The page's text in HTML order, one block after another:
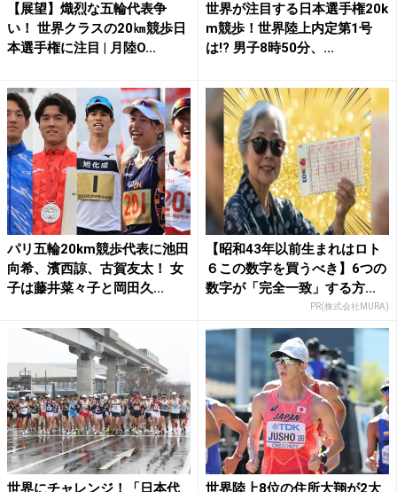
【展望】熾烈な五輪代表争
い！ 世界クラスの20㎞競歩日
本選手権に注目 | 月陸O...
世界が注目する日本選手権20k
m競歩！世界陸上内定第1号
は!? 男子8時50分、...
パリ五輪20km競歩代表に池田
向希、濱西諒、古賀友太！ 女
子は藤井菜々子と岡田久...
【昭和43年以前生まれはロト
６この数字を買うべき】6つの
数字が「完全一致」する方...
PR(株式会社MURA)
世界にチャレンジ！「日本代
世界陸上8位の住所大翔が2大